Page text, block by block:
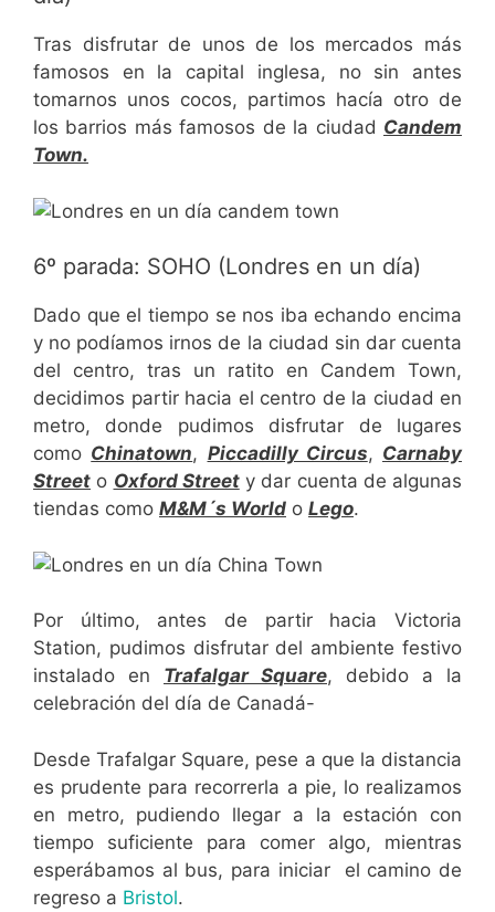
Tras disfrutar de unos de los mercados más
famosos en la capital inglesa, no sin antes
tomarnos unos cocos, partimos hacía otro de
los barrios más famosos de la ciudad Candem
Town.
6º parada: SOHO (Londres en un día)
Dado que el tiempo se nos iba echando encima
y no podíamos irnos de la ciudad sin dar cuenta
del centro, tras un ratito en Candem Town,
decidimos partir hacia el centro de la ciudad en
metro, donde pudimos disfrutar de lugares
como Chinatown, Piccadilly Circus, Carnaby
Street o Oxford Streety dar cuenta de algunas
tiendas como M&M´s World o Lego.
Por último, antes de partir hacia Victoria
Station, pudimos disfrutar del ambiente festivo
instalado en Trafalgar Square, debido a la
celebración del día de Canadá-
Desde Trafalgar Square, pese a que la distancia
es prudente para recorrerla a pie, lo realizamos
en metro, pudiendo llegar a la estación con
tiempo suficiente para comer algo, mientras
esperábamos al bus, para iniciar el camino de
regreso a Bristol.